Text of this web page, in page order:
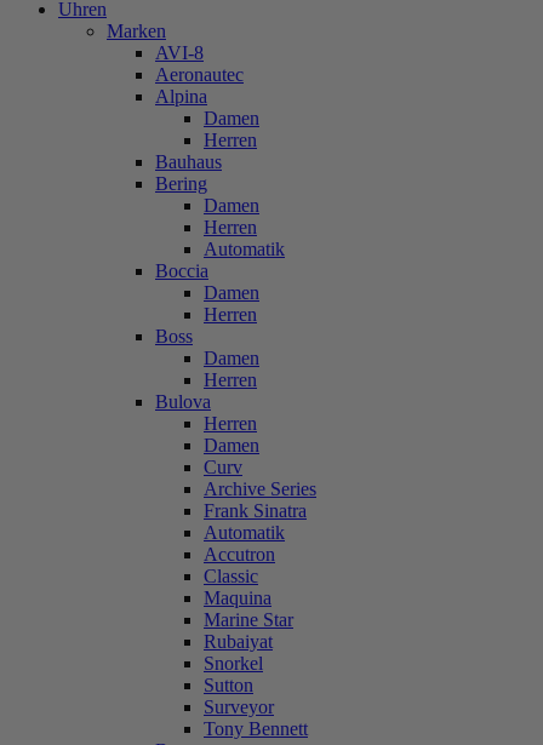
Uhren
Marken
AVI-8
Aeronautec
Alpina
Damen
Herren
Bauhaus
Bering
Damen
Herren
Automatik
Boccia
Damen
Herren
Boss
Damen
Herren
Bulova
Herren
Damen
Curv
Archive Series
Frank Sinatra
Automatik
Accutron
Classic
Maquina
Marine Star
Rubaiyat
Snorkel
Sutton
Surveyor
Tony Bennett